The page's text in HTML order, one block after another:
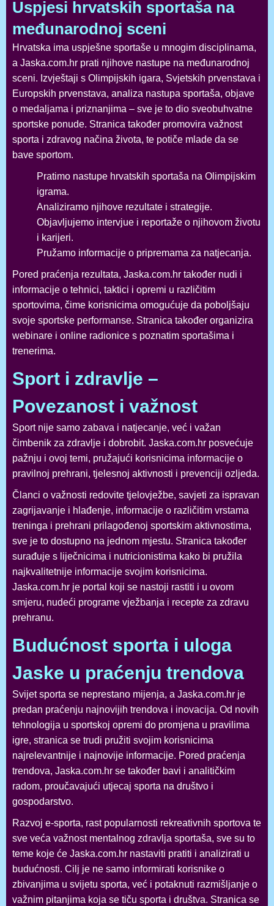
Uspjesi hrvatskih sportaša na
međunarodnoj sceni
Hrvatska ima uspješne sportaše u mnogim disciplinama,
a Jaska.com.hr prati njihove nastupe na međunarodnoj
sceni. Izvještaji s Olimpijskih igara, Svjetskih prvenstava i
Europskih prvenstava, analiza nastupa sportaša, objave
o medaljama i priznanjima – sve je to dio sveobuhvatne
sportske ponude. Stranica također promovira važnost
sporta i zdravog načina života, te potiče mlade da se
bave sportom.
Pratimo nastupe hrvatskih sportaša na Olimpijskim
igrama.
Analiziramo njihove rezultate i strategije.
Objavljujemo intervjue i reportaže o njihovom životu
i karijeri.
Pružamo informacije o pripremama za natjecanja.
Pored praćenja rezultata, Jaska.com.hr također nudi i
informacije o tehnici, taktici i opremi u različitim
sportovima, čime korisnicima omogućuje da poboljšaju
svoje sportske performanse. Stranica također organizira
webinare i online radionice s poznatim sportašima i
trenerima.
Sport i zdravlje –
Povezanost i važnost
Sport nije samo zabava i natjecanje, već i važan
čimbenik za zdravlje i dobrobit. Jaska.com.hr posvećuje
pažnju i ovoj temi, pružajući korisnicima informacije o
pravilnoj prehrani, tjelesnoj aktivnosti i prevenciji ozljeda.
Članci o važnosti redovite tjelovježbe, savjeti za ispravan
zagrijavanje i hlađenje, informacije o različitim vrstama
treninga i prehrani prilagođenoj sportskim aktivnostima,
sve je to dostupno na jednom mjestu. Stranica također
surađuje s liječnicima i nutricionistima kako bi pružila
najkvalitetnije informacije svojim korisnicima.
Jaska.com.hr je portal koji se nastoji rastiti i u ovom
smjeru, nudeći programe vježbanja i recepte za zdravu
prehranu.
Budućnost sporta i uloga
Jaske u praćenju trendova
Svijet sporta se neprestano mijenja, a Jaska.com.hr je
predan praćenju najnovijih trendova i inovacija. Od novih
tehnologija u sportskoj opremi do promjena u pravilima
igre, stranica se trudi pružiti svojim korisnicima
najrelevantnije i najnovije informacije. Pored praćenja
trendova, Jaska.com.hr se također bavi i analitičkim
radom, proučavajući utjecaj sporta na društvo i
gospodarstvo.
Razvoj e-sporta, rast popularnosti rekreativnih sportova te
sve veća važnost mentalnog zdravlja sportaša, sve su to
teme koje će Jaska.com.hr nastaviti pratiti i analizirati u
budućnosti. Cilj je ne samo informirati korisnike o
zbivanjima u svijetu sporta, već i potaknuti razmišljanje o
važnim pitanjima koja se tiču sporta i društva. Stranica se